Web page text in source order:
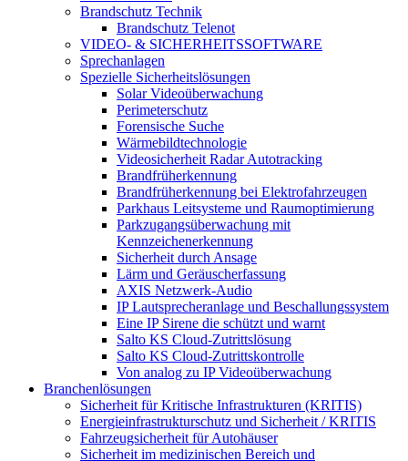
Brandschutz Technik
Brandschutz Telenot
VIDEO- & SICHERHEITSSOFTWARE
Sprechanlagen
Spezielle Sicherheitslösungen
Solar Videoüberwachung
Perimeterschutz
Forensische Suche
Wärmebildtechnologie
Videosicherheit Radar Autotracking​
Brandfrüherkennung
Brandfrüherkennung bei Elektrofahrzeugen
Parkhaus Leitsysteme und Raumoptimierung
Parkzugangsüberwachung mit
Kennzeichenerkennung
Sicherheit durch Ansage
Lärm und Geräuscherfassung
AXIS Netzwerk-Audio
IP Lautsprecheranlage und Beschallungssystem
Eine IP Sirene die schützt und warnt
Salto KS Cloud-Zutrittslösung
Salto KS Cloud-Zutrittskontrolle
Von analog zu IP Videoüberwachung
Branchenlösungen
Sicherheit für Kritische Infrastrukturen (KRITIS)
Energieinfrastrukturschutz und Sicherheit / KRITIS
Fahrzeugsicherheit für Autohäuser
Sicherheit im medizinischen Bereich und